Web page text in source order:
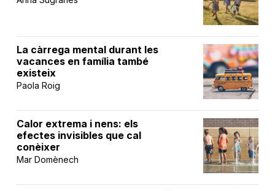
La càrrega mental durant les
vacances en família també
existeix
Paola Roig
Calor extrema i nens: els
efectes invisibles que cal
conèixer
Mar Domènech